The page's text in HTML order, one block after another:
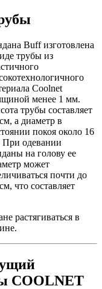
Buff изготовлена
трубы из
Coolnet
менее 1 мм.
трубы составляет
а диаметр в
покоя около 16
При одевании
на голову ее
может
почти до
что составляет
растягиваться в
COOLNET